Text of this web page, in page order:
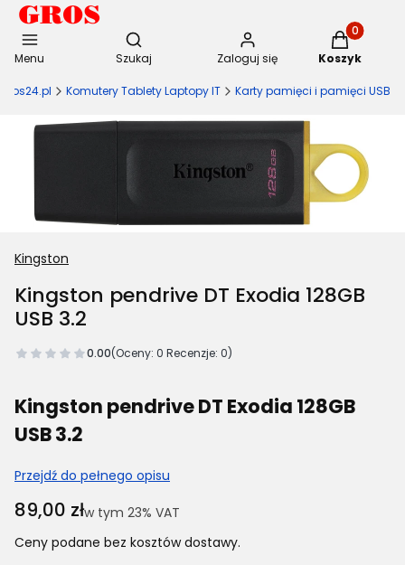
Menu
Otwórz wyszukiwarkę
Szukaj Zaloguj się
Produkty
Koszyk
Gros24.pl Komutery Tablety Laptopy IT Karty pamięci i pamięci USB
Kingston
Kingston pendrive DT Exodia 128GB
USB 3.2
0.00(Oceny: 0 Recenzje: 0)
Kingston pendrive DT Exodia 128GB
USB 3.2
Przejdź do pełnego opisu
Cena
89,00 złw tym 23% VAT
w tym 23% VAT
Ceny podane bez kosztów dostawy.